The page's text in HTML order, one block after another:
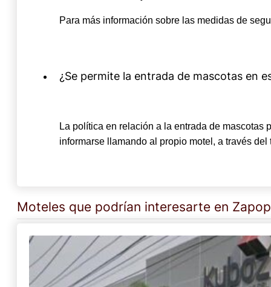
Para más información sobre las medidas de
¿Se permite la entrada de mascotas en
La política en relación a la entrada de mascotas
informarse llamando al propio motel, a través
Moteles que podrían interesarte en